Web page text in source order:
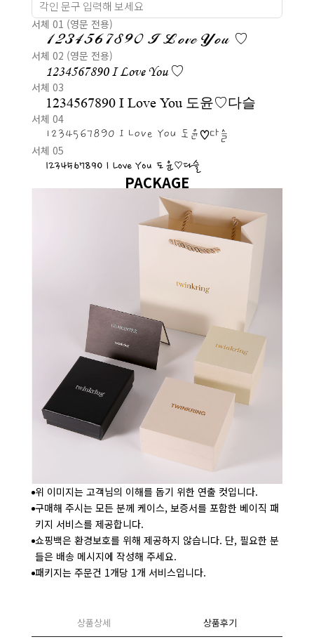
서체 01 (영문 전용)
1234567890 I Love You ♡
서체 02 (영문 전용)
1234567890 I Love You ♡
서체 03
1234567890 I Love You 도윤♡다슬
서체 04
1234567890 I Love You 도윤♡다슬
서체 05
1234567890 I Love You 도윤♡다슬
PACKAGE
위 이미지는 고객님의 이해를 돕기 위한 연출 컷입니다.
구매해 주시는 모든 분께 케이스, 보증서를 포함한 베이직 패
키지 서비스를 제공합니다.
쇼핑백은 환경보호를 위해 제공하지 않습니다. 단, 필요한 분
들은 배송 메시지에 작성해 주세요.
패키지는 주문건 1개당 1개 서비스입니다.
상품상세 상품후기